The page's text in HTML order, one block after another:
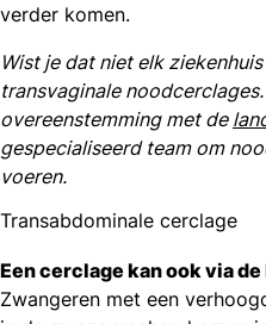
verder komen.
Wist je dat niet elk
transvaginale
overeenstemming met de
gespecialiseerd team om
voeren.
Transabdominale cerclage
Een cerclage kan ook via
Zwangeren met een